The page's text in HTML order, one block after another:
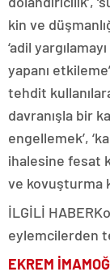
kin ve
‘adil
yapanı
tehdit
davranışla bir
engellemek’,
ihalesine fesat
ve kovuşturma
İLGİLİ HABER
eylemcilerden
EKREM